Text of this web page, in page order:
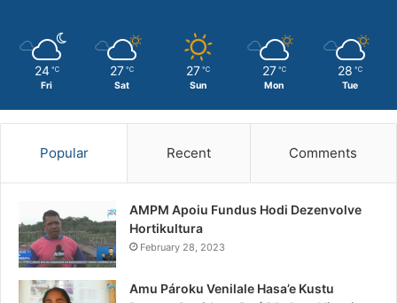
24 ℃
Fri
27 ℃
Sat
27 ℃
Sun
27 ℃
Mon
28 ℃
Tue
Popular Recent Comments
AMPM Apoiu Fundus Hodi Dezenvolve
Hortikultura
February 28, 2023
Amu Pároku Venilale Hasa’e Kustu